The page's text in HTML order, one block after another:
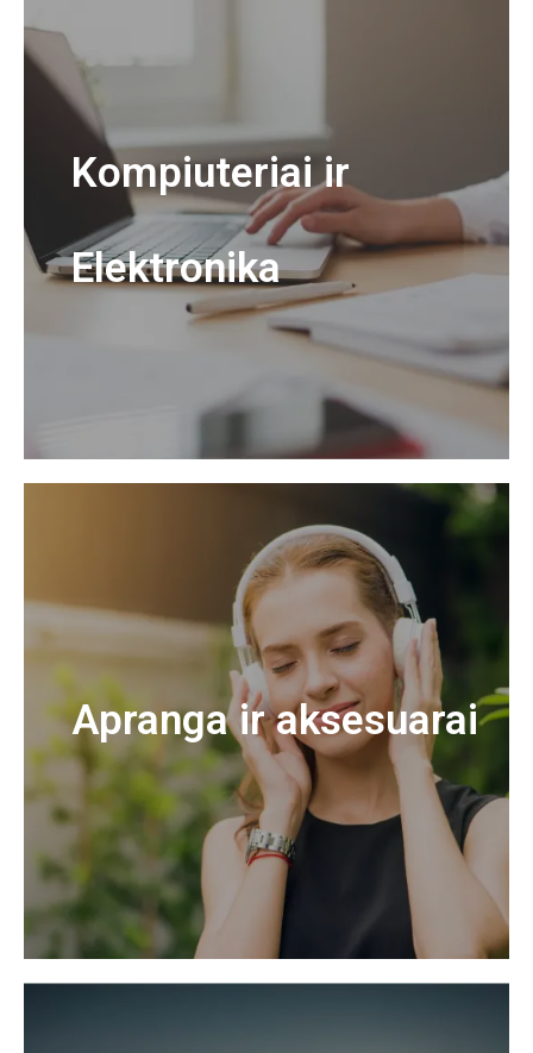
Kompiuteriai ir
Elektronika
Apranga ir aksesuarai